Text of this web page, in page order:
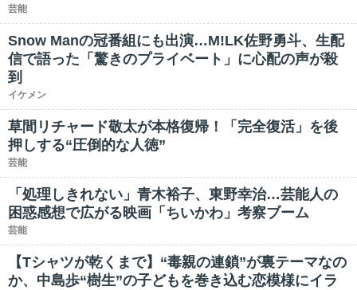
芸能
Snow Manの冠番組にも出演…M!LK佐野勇斗、生配
信で語った「驚きのプライベート」に心配の声が殺
到
イケメン
草間リチャード敬太が本格復帰！「完全復活」を後
押しする“圧倒的な人徳”
芸能
「処理しきれない」青木裕子、東野幸治…芸能人の
困惑感想で広がる映画「ちいかわ」考察ブーム
芸能
【Tシャツが乾くまで】“毒親の連鎖”が裏テーマなの
か、中島歩“樹生”の子どもを巻き込む恋模様にイラ